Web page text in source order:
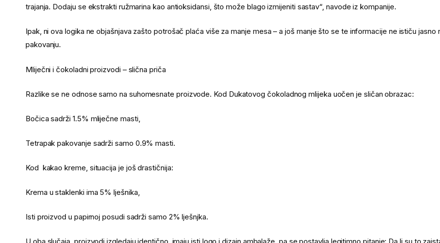
trajanja. Dodaju se ekstrakti ružmarina kao antioksidansi, što može blago izmijeniti sastav“, navode iz kompanije.
Ipak, ni ova logika ne objašnjava zašto potrošač plaća više za manje mesa – a još manje što se te informacije ne ističu jasno
pakovanju.
Mliječni i čokoladni proizvodi – slična priča
Razlike se ne odnose samo na suhomesnate proizvode. Kod Dukatovog čokoladnog mlijeka uočen je sličan obrazac:
Bočica sadrži 1.5% mliječne masti,
Tetrapak pakovanje sadrži samo 0.9% masti.
Kod kakao kreme, situacija je još drastičnija:
Krema u staklenki ima 5% lješnika,
Isti proizvod u papirnoj posudi sadrži samo 2% lješnjka.